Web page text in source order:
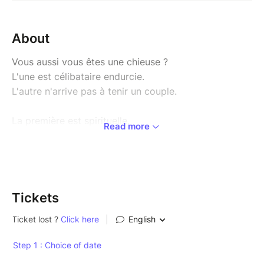
About
Vous aussi vous êtes une chieuse ?
L'une est célibataire endurcie.
L'autre n'arrive pas à tenir un couple.
La première est spirituelle.
est important de le rester... Ou pas.
Read more
Tickets